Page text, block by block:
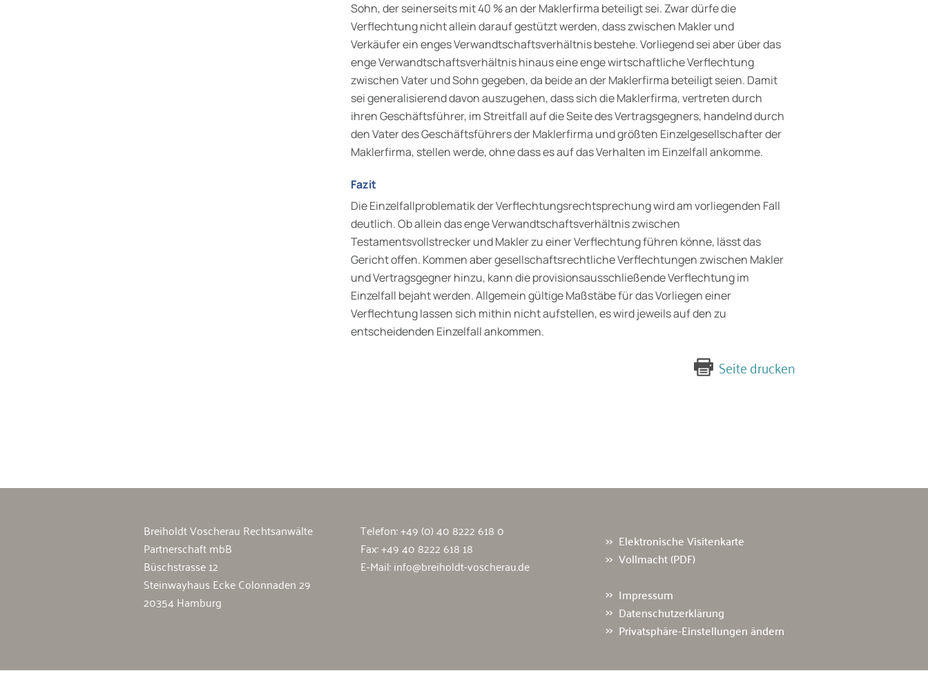
Sohn, der seinerseits mit 40 % an der Maklerfirma beteiligt sei. Zwar dürfe die
Verflechtung nicht allein darauf gestützt werden, dass zwischen Makler und
Verkäufer ein enges Verwandtschaftsverhältnis bestehe. Vorliegend sei aber über das
enge Verwandtschaftsverhältnis hinaus eine enge wirtschaftliche Verflechtung
zwischen Vater und Sohn gegeben, da beide an der Maklerfirma beteiligt seien. Damit
sei generalisierend davon auszugehen, dass sich die Maklerfirma, vertreten durch
ihren Geschäftsführer, im Streitfall auf die Seite des Vertragsgegners, handelnd durch
den Vater des Geschäftsführers der Maklerfirma und größten Einzelgesellschafter der
Maklerfirma, stellen werde, ohne dass es auf das Verhalten im Einzelfall ankomme.
Fazit
Die Einzelfallproblematik der Verflechtungsrechtsprechung wird am vorliegenden Fall
deutlich. Ob allein das enge Verwandtschaftsverhältnis zwischen
Testamentsvollstrecker und Makler zu einer Verflechtung führen könne, lässt das
Gericht offen. Kommen aber gesellschaftsrechtliche Verflechtungen zwischen Makler
und Vertragsgegner hinzu, kann die provisionsausschließende Verflechtung im
Einzelfall bejaht werden. Allgemein gültige Maßstäbe für das Vorliegen einer
Verflechtung lassen sich mithin nicht aufstellen, es wird jeweils auf den zu
entscheidenden Einzelfall ankommen.
Seite drucken
Breiholdt Voscherau Rechtsanwälte
Partnerschaft mbB
Büschstrasse 12
Steinwayhaus Ecke Colonnaden 29
20354 Hamburg
Telefon:+49 (0) 40 8222 618 0
Fax: +49 40 8222 618 18
E-Mail:info@breiholdt-voscherau.de
Elektronische Visitenkarte
Vollmacht (PDF)
Impressum
Datenschutzerklärung
Privatsphäre-Einstellungen ändern